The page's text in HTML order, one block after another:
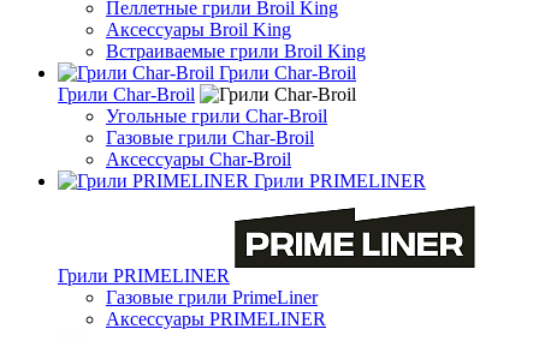
Пеллетные грили Broil King
Аксессуары Broil King
Встраиваемые грили Broil King
Грили Char-Broil
Грили Char-Broil
Угольные грили Char-Broil
Газовые грили Char-Broil
Аксессуары Char-Broil
Грили PRIMELINER
Грили PRIMELINER
Газовые грили PrimeLiner
Аксессуары PRIMELINER